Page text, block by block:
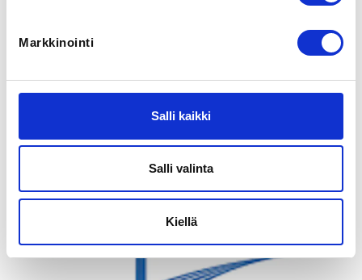
Markkinointi
Salli kaikki
Salli valinta
Kiellä
tapahtumakalenterissa:
https://painonnosto.fi/tapahtuma/yleisen-sarjan-sm-
SM-kilpailujen ilmoittautuminen päättyy
päättyy seuraavaan tiistaihin 23:59. Jälki-
ilmoittautuminen korottaa ilmoittautumismaksua 100€.